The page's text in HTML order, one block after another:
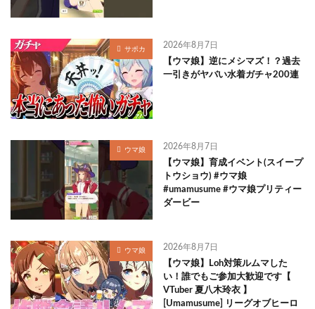
サポカ 2026年8月7日
【ウマ娘】逆にメシマズ！？過去
一引きがヤバい水着ガチャ200連
ウマ娘 2026年8月7日
【ウマ娘】育成イベント(スイープ
トウショウ) #ウマ娘
#umamusume #ウマ娘プリティー
ダービー
ウマ娘 2026年8月7日
【ウマ娘】Loh対策ルムマした
い！誰でもご参加大歓迎です【
VTuber 夏八木玲衣 】
[Umamusume] リーグオブヒーロ